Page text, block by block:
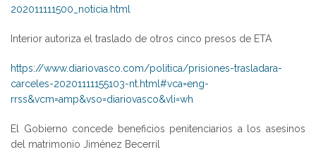
202011111500_noticia.html
Interior autoriza el traslado de otros cinco presos de ETA
https://www.diariovasco.com/politica/prisiones-trasladara-
carceles-20201111155103-nt.html#vca=eng-
rrss&vcm=amp&vso=diariovasco&vli=wh
El Gobierno concede beneficios penitenciarios a los asesinos
del matrimonio Jiménez Becerril